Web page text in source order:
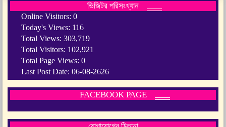
ভিজিটর পরিসংখ্যান
Online Visitors: 0
Today's Views: 116
Total Views: 303,719
Total Visitors: 102,921
Total Page Views: 0
Last Post Date: 06-08-2626
FACEBOOK PAGE